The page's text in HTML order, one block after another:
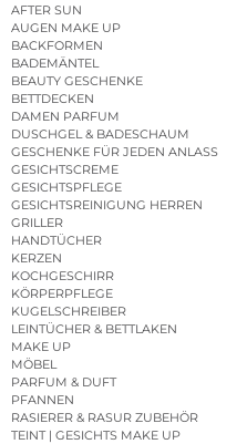
AFTER SUN
AUGEN MAKE UP
BACKFORMEN
BADEMÄNTEL
BEAUTY GESCHENKE
BETTDECKEN
DAMEN PARFUM
DUSCHGEL & BADESCHAUM
GESCHENKE FÜR JEDEN ANLASS
GESICHTSCREME
GESICHTSPFLEGE
GESICHTSREINIGUNG HERREN
GRILLER
HANDTÜCHER
KERZEN
KOCHGESCHIRR
KÖRPERPFLEGE
KUGELSCHREIBER
LEINTÜCHER & BETTLAKEN
MAKE UP
MÖBEL
PARFUM & DUFT
PFANNEN
RASIERER & RASUR ZUBEHÖR
TEINT | GESICHTS MAKE UP